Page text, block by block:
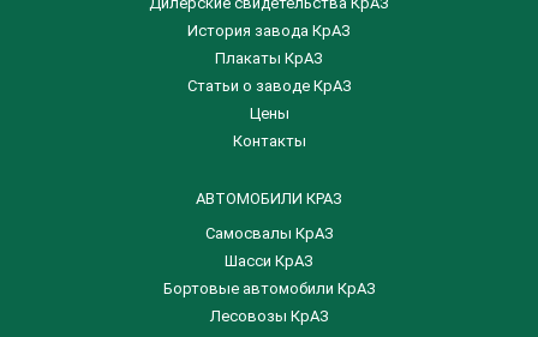
История завода КрАЗ
Плакаты КрАЗ
Статьи о заводе КрАЗ
Цены
Контакты
АВТОМОБИЛИ КРАЗ
Самосвалы КрАЗ
Шасси КрАЗ
Бортовые автомобили КрАЗ
Лесовозы КрАЗ